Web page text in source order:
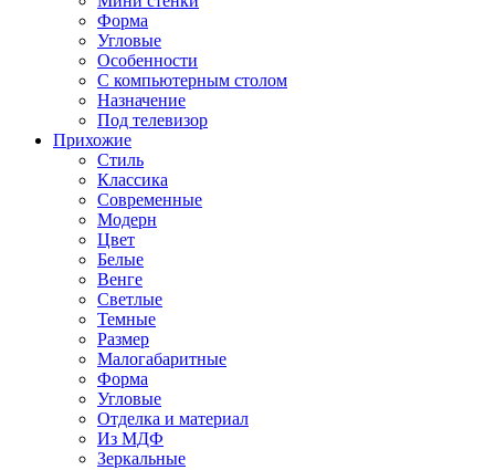
Форма
Угловые
Особенности
С компьютерным столом
Назначение
Под телевизор
Прихожие
Стиль
Классика
Современные
Модерн
Цвет
Белые
Венге
Светлые
Темные
Размер
Малогабаритные
Форма
Угловые
Отделка и материал
Из МДФ
Зеркальные